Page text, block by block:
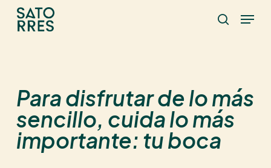
Skip
Menu
Para disfrutar de lo más
sencillo, cuida lo más
importante: tu boca